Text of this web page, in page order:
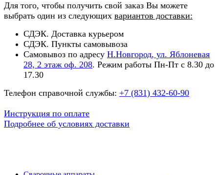
Для того, чтобы получить свой заказ Вы можете
выбрать один из следующих вариантов доставки:
СДЭК. Доставка курьером
СДЭК. Пункты самовывоза
Самовывоз по адресу Н.Новгород, ул. Яблоневая
28, 2 этаж оф. 208. Режим работы Пн-Пт с 8.30 до
17.30
Телефон справочной службы: +7 (831) 432-60-90
Инструкция по оплате
Подробнее об условиях доставки